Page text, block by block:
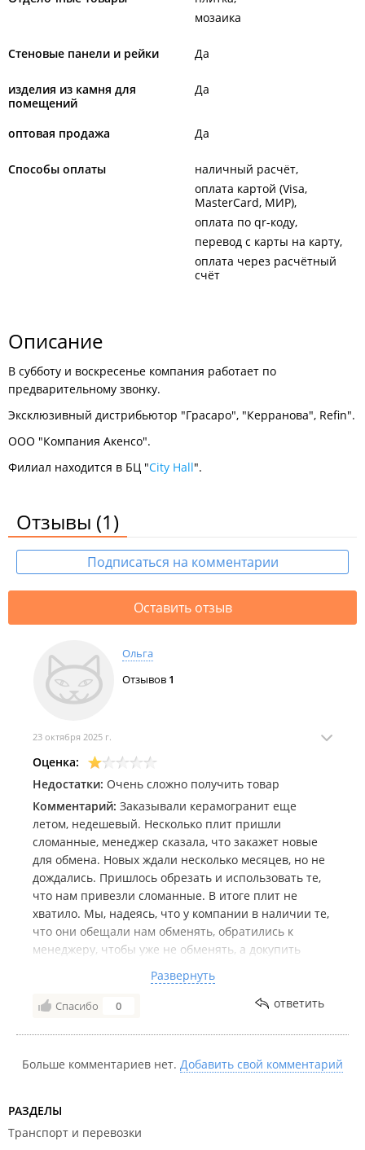
мозаика
Стеновые панели и рейки Да
изделия из камня для
помещений
Да
оптовая продажа Да
Способы оплаты
наличный расчёт
оплата картой (Visa,
MasterCard, МИР)
оплата по qr-коду
перевод с карты на карту
оплата через расчётный
счёт
Описание
В субботу и воскресенье компания работает по
предварительному звонку.
Эксклюзивный дистрибьютор "Грасаро", "Керранова", Refin".
ООО "Компания Акенсо".
Филиал находится в БЦ "City Hall".
Отзывы (1)
Подписаться на комментарии
Оставить отзыв
Ольга
Отзывов 1
23 октября 2025 г.
Оценка:
Недостатки: Очень сложно получить товар
Комментарий: Заказывали керамогранит еще
летом, недешевый. Несколько плит пришли
сломанные, менеджер сказала, что закажет новые
для обмена. Новых ждали несколько месяцев, но не
дождались. Пришлось обрезать и использовать те,
что нам привезли сломанные. В итоге плит не
хватило. Мы, надеясь, что у компании в наличии те,
что они обещали нам обменять, обратились к
менеджеру, чтобы уже не обменять, а докупить
замену они не заказывали и надо опять ждать. Вот
ждем второй месяц. Ремонт не может продвигаться,
доставку плиты из Москвы и просто кормит
обещаниями. А до этого продала поломанные
плиты по 7 000 за штуку и решала не менять. Очень
ситуации, а не "я забыла".
Развернуть
Спасибо 0 ответить
Больше комментариев нет. Добавить свой комментарий
РАЗДЕЛЫ
Транспорт и перевозки